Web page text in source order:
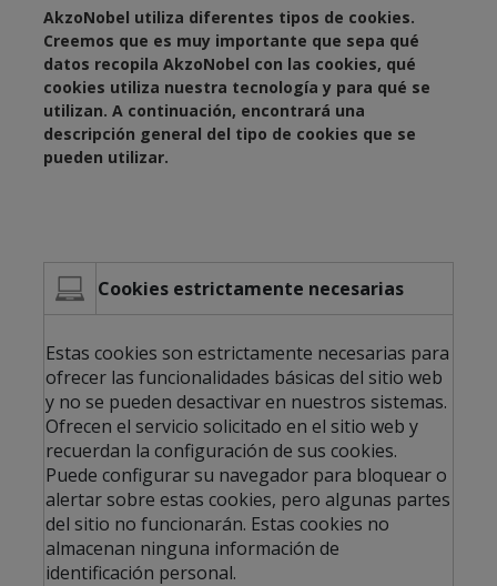
AkzoNobel utiliza diferentes tipos de cookies.
Creemos que es muy importante que sepa qué
datos recopila AkzoNobel con las cookies, qué
cookies utiliza nuestra tecnología y para qué se
utilizan. A continuación, encontrará una
descripción general del tipo de cookies que se
pueden utilizar.
Cookies estrictamente necesarias
Estas cookies son estrictamente necesarias para
ofrecer las funcionalidades básicas del sitio web
y no se pueden desactivar en nuestros sistemas.
Ofrecen el servicio solicitado en el sitio web y
recuerdan la configuración de sus cookies.
Puede configurar su navegador para bloquear o
alertar sobre estas cookies, pero algunas partes
del sitio no funcionarán. Estas cookies no
almacenan ninguna información de
identificación personal.